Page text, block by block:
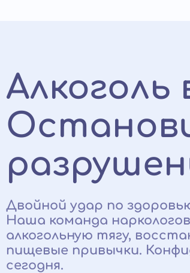
Двойной удар по
Наша команда
алкогольную тягу,
пищевые привычки.
сегодня.